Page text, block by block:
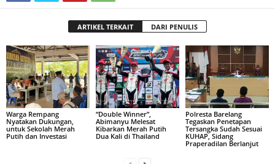
ARTIKEL TERKAIT DARI PENULIS
Warga Rempang
Nyatakan Dukungan,
untuk Sekolah Merah
Putih dan Investasi
“Double Winner”,
Abimanyu Melesat
Kibarkan Merah Putih
Dua Kali di Thailand
Polresta Barelang
Tegaskan Penetapan
Tersangka Sudah Sesuai
KUHAP, Sidang
Praperadilan Berlanjut